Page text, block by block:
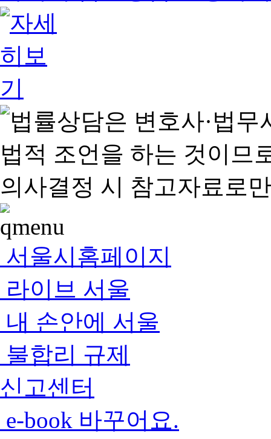
서울시홈페이지
라이브 서울
내 손안에 서울
불합리 규제
신고센터
e-book 바꾸어요.